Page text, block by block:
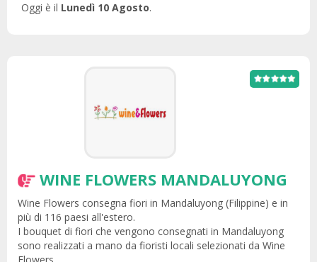
Oggi è il Lunedì 10 Agosto.
WINE FLOWERS MANDALUYONG
Wine Flowers consegna fiori in Mandaluyong (Filippine) e in
più di 116 paesi all'estero.
I bouquet di fiori che vengono consegnati in Mandaluyong
sono realizzati a mano da fioristi locali selezionati da Wine
Flowers.